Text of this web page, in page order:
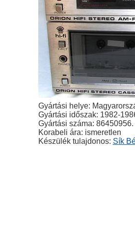
Gyártási helye:
Gyártási időszak: 1982-
Gyártási száma: 86450956.
Korabeli ára: ismeretlen
Készülék tulajdonos: Sík